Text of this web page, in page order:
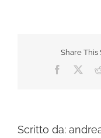
Share This
Facebook
Scritto da: